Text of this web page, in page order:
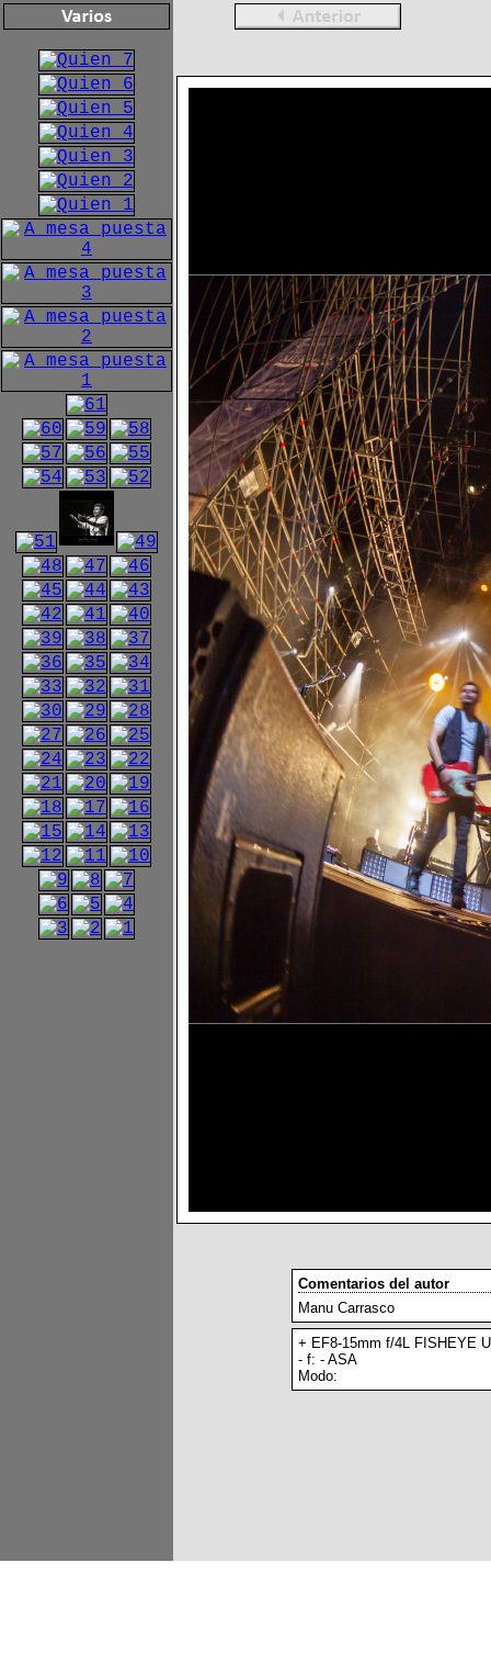
Comentarios del autor
Manu Carrasco
+ EF8-15mm f/4L FISHEYE
- f: - ASA
Modo: